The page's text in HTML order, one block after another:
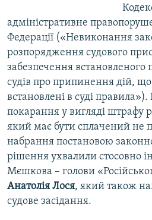
адміністративне
Федерації («Невиконання
розпорядження судового
забезпечення встановленого
судів про припинення дій,
встановлені в суді
покарання у вигляді штрафу
який має бути сплачений не
набрання постановою
рішення ухвалили стосовно
Мєшкова – голови
Анатолія Лося, який також
судове засідання.